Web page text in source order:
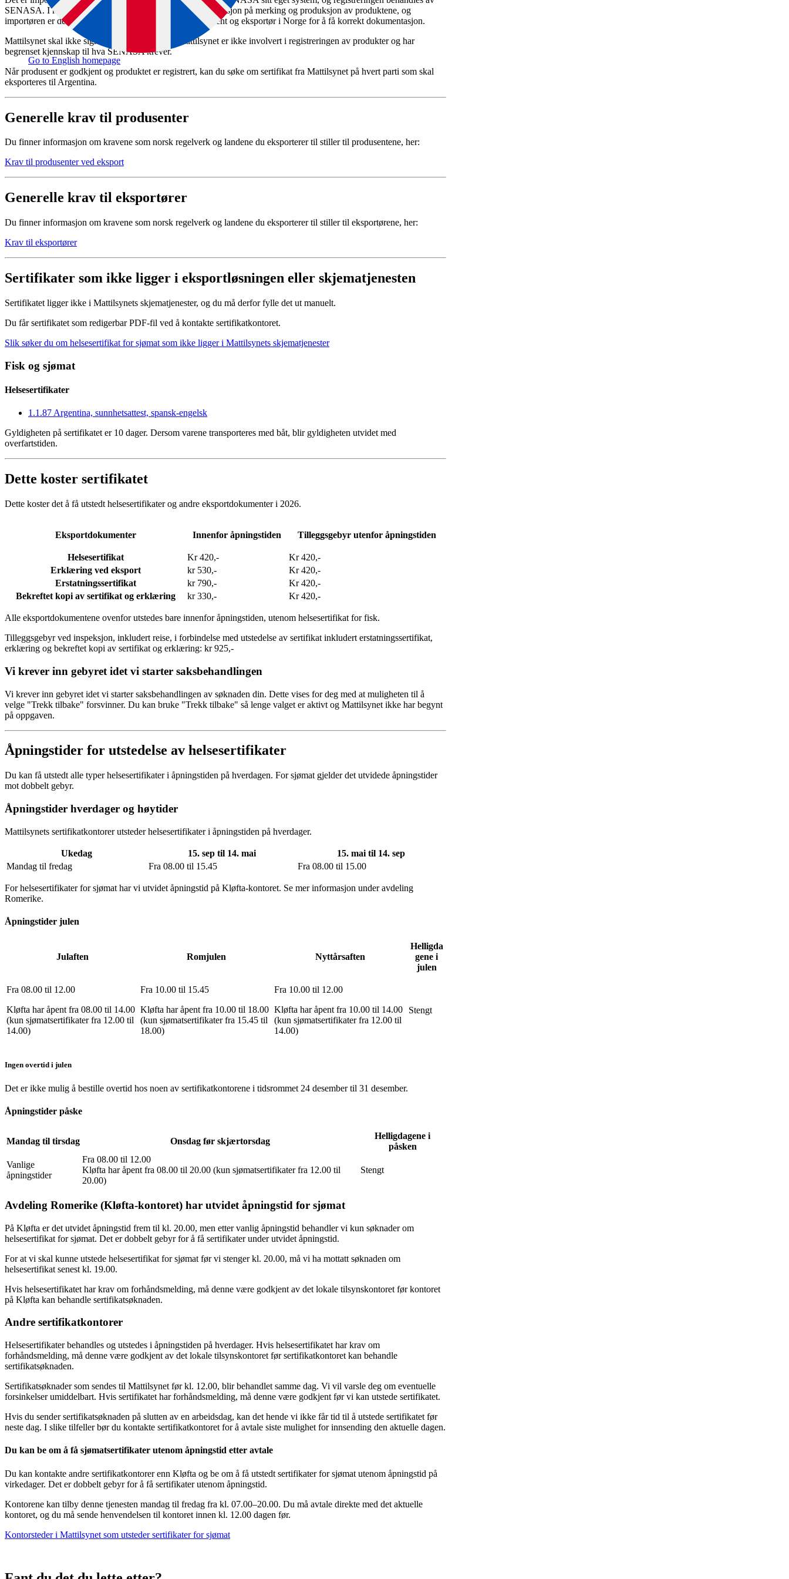
Go to English homepage
SENASA. I registreringen kreves det inngående dokumentasjon på merking og produksjon av produktene, og
importøren er derfor avhengig av tett kontakt med produsent og eksportør i Norge for å få korrekt dokumentasjon.
Mattilsynet skal ikke signere på dokumentene. Mattilsynet er ikke involvert i registreringen av produkter og har
begrenset kjennskap til hva SENASA krever.
Når produsent er godkjent og produktet er registrert, kan du søke om sertifikat fra Mattilsynet på hvert parti som skal
eksporteres til Argentina.
Generelle krav til produsenter
Du finner informasjon om kravene som norsk regelverk og landene du eksporterer til stiller til produsentene, her:
Krav til produsenter ved eksport
Generelle krav til eksportører
Du finner informasjon om kravene som norsk regelverk og landene du eksporterer til stiller til eksportørene, her:
Krav til eksportører
Sertifikater som ikke ligger i eksportløsningen eller skjematjenesten
Sertifikatet ligger ikke i Mattilsynets skjematjenester, og du må derfor fylle det ut manuelt.
Du får sertifikatet som redigerbar PDF-fil ved å kontakte sertifikatkontoret.
Slik søker du om helsesertifikat for sjømat som ikke ligger i Mattilsynets skjematjenester
Fisk og sjømat
Helsesertifikater
1.1.87 Argentina, sunnhetsattest, spansk-engelsk
Gyldigheten på sertifikatet er 10 dager. Dersom varene transporteres med båt, blir gyldigheten utvidet med
overfartstiden.
Dette koster sertifikatet
Dette koster det å få utstedt helsesertifikater og andre eksportdokumenter i 2026.
Eksportdokumenter Innenfor åpningstiden Tilleggsgebyr utenfor åpningstiden
Helsesertifikat Kr 420,-
Kr 420,-
Erklæring ved eksport
kr 530,-
Kr 420,-
Erstatningssertifikat
kr 790,-
Kr 420,-
Bekreftet kopi av sertifikat og erklæring
kr 330,- Kr 420,-
Alle eksportdokumentene ovenfor utstedes bare innenfor åpningstiden, utenom helsesertifikat for fisk.
Tilleggsgebyr ved inspeksjon, inkludert reise, i forbindelse med utstedelse av sertifikat inkludert erstatningssertifikat,
erklæring og bekreftet kopi av sertifikat og erklæring: kr 925,-
Vi krever inn gebyret idet vi starter saksbehandlingen
Vi krever inn gebyret idet vi starter saksbehandlingen av søknaden din. Dette vises for deg med at muligheten til å
velge "Trekk tilbake" forsvinner. Du kan bruke "Trekk tilbake" så lenge valget er aktivt og Mattilsynet ikke har begynt
på oppgaven.
Åpningstider for utstedelse av helsesertifikater
Du kan få utstedt alle typer helsesertifikater i åpningstiden på hverdagen. For sjømat gjelder det utvidede åpningstider
mot dobbelt gebyr.
Åpningstider hverdager og høytider
Mattilsynets sertifikatkontorer utsteder helsesertifikater i åpningstiden på hverdager.
Ukedag 15. sep til 14. mai
15. mai til 14. sep
Mandag til fredag
Fra 08.00 til 15.45 Fra 08.00 til 15.00
For helsesertifikater for sjømat har vi utvidet åpningstid på Kløfta-kontoret. Se mer informasjon under avdeling
Romerike.
Åpningstider julen
Julaften Romjulen Nyttårsaften
Helligda
gene i
julen
Fra 08.00 til 12.00
Kløfta har åpent fra 08.00 til 14.00
(kun sjømatsertifikater fra 12.00 til
14.00)
Fra 10.00 til 15.45
Kløfta har åpent fra 10.00 til 18.00
(kun sjømatsertifikater fra 15.45 til
18.00)
Fra 10.00 til 12.00
Kløfta har åpent fra 10.00 til 14.00
(kun sjømatsertifikater fra 12.00 til
14.00)
Stengt
Ingen overtid i julen
Det er ikke mulig å bestille overtid hos noen av sertifikatkontorene i tidsrommet 24 desember til 31 desember.
Åpningstider påske
Mandag til tirsdag Onsdag før skjærtorsdag
Helligdagene i
påsken
Vanlige
åpningstider
Fra 08.00 til 12.00
Kløfta har åpent fra 08.00 til 20.00 (kun sjømatsertifikater fra 12.00 til
20.00)
Stengt
Avdeling Romerike (Kløfta-kontoret) har utvidet åpningstid for sjømat
På Kløfta er det utvidet åpningstid frem til kl. 20.00, men etter vanlig åpningstid behandler vi kun søknader om
helsesertifikat for sjømat. Det er dobbelt gebyr for å få sertifikater under utvidet åpningstid.
For at vi skal kunne utstede helsesertifikat for sjømat før vi stenger kl. 20.00, må vi ha mottatt søknaden om
helsesertifikat senest kl. 19.00.
Hvis helsesertifikatet har krav om forhåndsmelding, må denne være godkjent av det lokale tilsynskontoret før kontoret
på Kløfta kan behandle sertifikatsøknaden.
Andre sertifikatkontorer
Helsesertifikater behandles og utstedes i åpningstiden på hverdager. Hvis helsesertifikatet har krav om
forhåndsmelding, må denne være godkjent av det lokale tilsynskontoret før sertifikatkontoret kan behandle
sertifikatsøknaden.
Sertifikatsøknader som sendes til Mattilsynet før kl. 12.00, blir behandlet samme dag. Vi vil varsle deg om eventuelle
forsinkelser umiddelbart. Hvis sertifikatet har forhåndsmelding, må denne være godkjent før vi kan utstede sertifikatet.
Hvis du sender sertifikatsøknaden på slutten av en arbeidsdag, kan det hende vi ikke får tid til å utstede sertifikatet før
neste dag. I slike tilfeller bør du kontakte sertifikatkontoret for å avtale siste mulighet for innsending den aktuelle dagen.
Du kan be om å få sjømatsertifikater utenom åpningstid etter avtale
Du kan kontakte andre sertifikatkontorer enn Kløfta og be om å få utstedt sertifikater for sjømat utenom åpningstid på
virkedager. Det er dobbelt gebyr for å få sertifikater utenom åpningstid.
Kontorene kan tilby denne tjenesten mandag til fredag fra kl. 07.00–20.00. Du må avtale direkte med det aktuelle
kontoret, og du må sende henvendelsen til kontoret innen kl. 12.00 dagen før.
Kontorsteder i Mattilsynet som utsteder sertifikater for sjømat